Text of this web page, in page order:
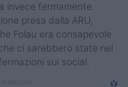
invece fermamente
presa dalla ARU,
Folau era consapevole
ci sarebbero state nel
sui social.